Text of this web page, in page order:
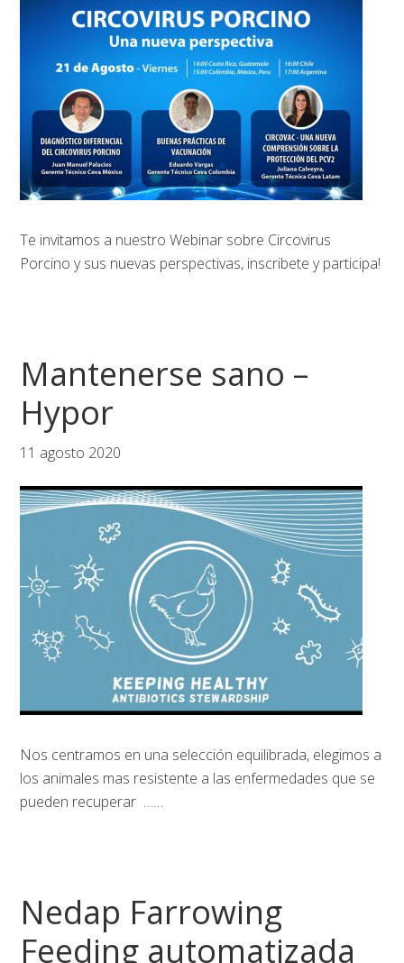
Te invitamos a nuestro Webinar sobre Circovirus
Porcino y sus nuevas perspectivas, inscribete y participa!
Mantenerse sano –
Hypor
11 agosto 2020
Nos centramos en una selección equilibrada, elegimos a
los animales mas resistente a las enfermedades que se
pueden recuperar ……
Nedap Farrowing
Feeding automatizada